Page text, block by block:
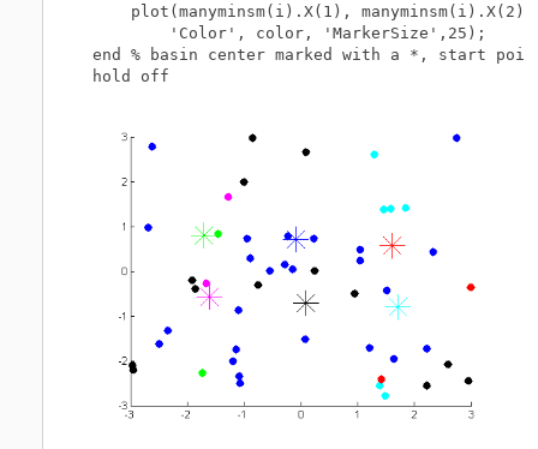
plot(manyminsm(i).X(1),
        'Color', color, 'MarkerSize',25);
end % basin center marked with a *, start
hold off